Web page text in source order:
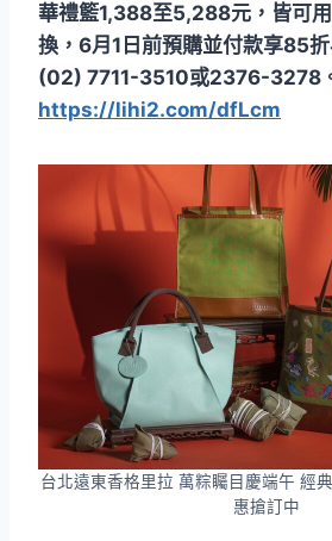
華禮籃1,388至5,288元，皆可
換，6月1日前預購並付款享85折
(02) 7711-3510或2376-3278
https://lihi2.com/dfLcm
台北遠東香格里拉 萬粽矚目慶端午 經
惠搶訂中